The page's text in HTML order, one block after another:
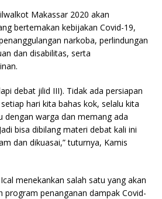
Makassar 2020 akan
bertemakan kebijakan Covid-19,
narkoba, perlindungan
dan disabilitas, serta
debat jilid III). Tidak ada persiapan
hari kita bahas kok, selalu kita
dengan warga dan memang ada
bisa dibilang materi debat kali ini
dan dikuasai,” tuturnya, Kamis
menekankan salah satu yang akan
program penanganan dampak Covid-